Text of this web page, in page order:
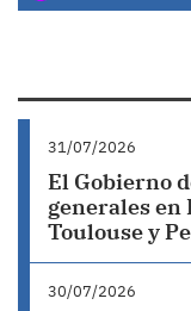
31/07/2026
El Gobierno
generales en
Toulouse y
30/07/2026